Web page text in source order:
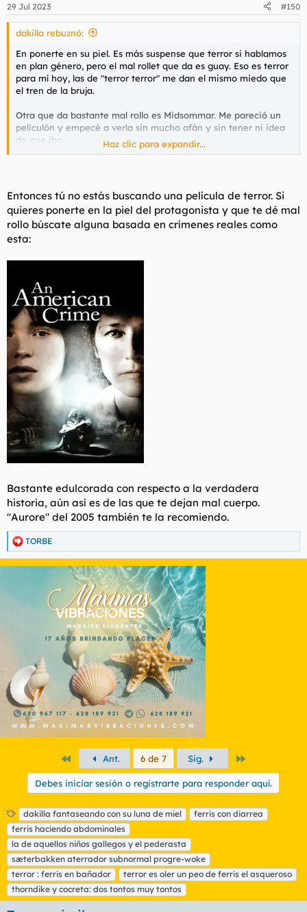
e
s
29 Jul 2023 #150
dakilla rebuznó:
En ponerte en su piel. Es más suspense que terror si hablamos
en plan género, pero el mal rollet que da es guay. Eso es terror
para mí hoy, las de "terror terror" me dan el mismo miedo que
el tren de la bruja.
Otra que da bastante mal rollo es Midsommar. Me pareció un
peliculón y empecé a verla sin mucho afán y sin tener ni idea
de que iba.
Para obtener información más detallada, consulte nuestra
página de cookies
Aceptar cookies de terceros
Haz clic para expandir...
Entonces tú no estás buscando una película de terror. Si
quieres ponerte en la piel del protagonista y que te dé mal
rollo búscate alguna basada en crímenes reales como
esta:
Bastante edulcorada con respecto a la verdadera
historia, aún así es de las que te dejan mal cuerpo.
"Aurore" del 2005 también te la recomiendo.
R
e
a
TORBE
PrimeroAnt. 6 de 7 Sig.
Debes iniciar sesión o registrarte para responder aquí.
E
t
i
q
u
e
t
a
dakilla fantaseando con su luna de miel
ferris con diarrea
ferris haciendo abdominales
la de aquellos niños gallegos y el pederasta
sæterbakken aterrador subnormal progre-woke
terror : ferris en bañador
terror es oler un peo de ferris el asqueroso
thorndike y cocreta: dos tontos muy tontos